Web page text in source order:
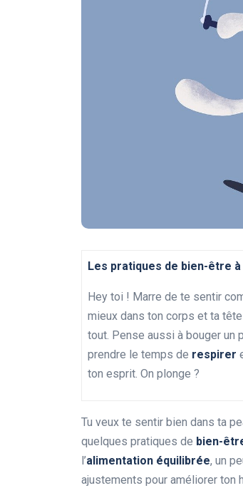
Les pratiques de bien-être
Hey toi ! Marre de te sentir
mieux dans ton corps et ta
tout. Pense aussi à bouger un
prendre le temps de respirer
ton esprit. On plonge ?
Tu veux te sentir bien dans ta
quelques pratiques de bien-
l’alimentation équilibrée, un
ajustements pour améliorer ton